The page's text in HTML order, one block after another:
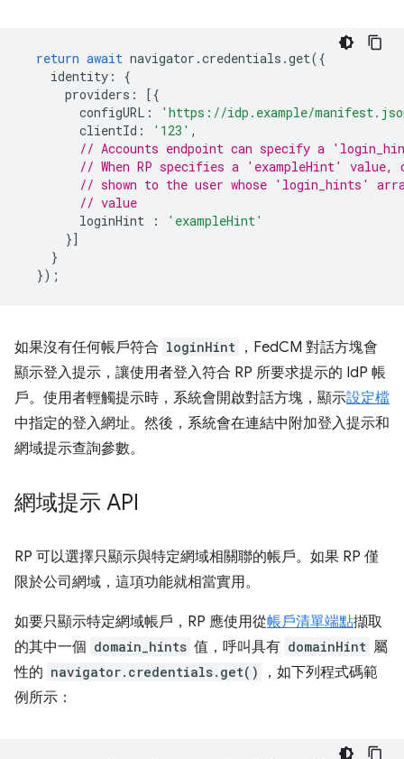
return await navigator .credentials .get({
identity :
{
providers :
[{
configURL :
'https://idp.example/
clientId : '123' ,
// Accounts endpoint can specify a
// When RP specifies a 'exampleHint' value,
// shown to the user whose 'login_hints'
// value
loginHint
:
'exampleHint'
}]
}
});
如果沒有任何帳戶符合 loginHint
，FedCM 對話方塊會
顯示登入提示，讓使用者登入符合 RP 所要求提示的 IdP 帳
戶。使用者輕觸提示時，系統會開啟對話方塊，顯示設定檔
中指定的登入網址。然後，系統會在連結中附加登入提示和
網域提示查詢參數。
網域提示 API
RP 可以選擇只顯示與特定網域相關聯的帳戶。如果 RP 僅
限於公司網域，這項功能就相當實用。
如要只顯示特定網域帳戶，RP 應使用從帳戶清單端點擷取
的其中一個 domain_hints 值，呼叫具有 domainHint 屬
性的 navigator.credentials.get()
，如下列程式碼範
例所示：